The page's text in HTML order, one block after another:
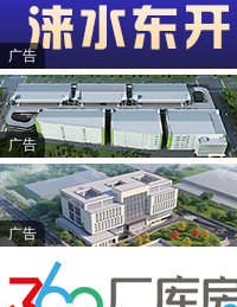
广告
广告
广告